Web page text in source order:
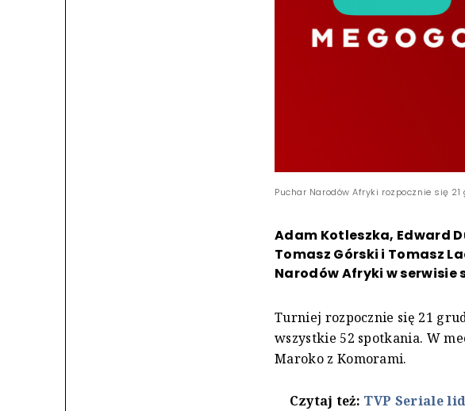
Puchar Narodów Afryki rozpocznie się
Adam Kotleszka, Edward
Tomasz Górski i Tomasz
Narodów Afryki w
Turniej rozpocznie się 21
wszystkie 52 spotkania. W
Maroko z Komorami.
Czytaj też: TVP Seriale